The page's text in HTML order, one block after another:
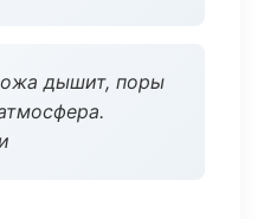
дышит, поры